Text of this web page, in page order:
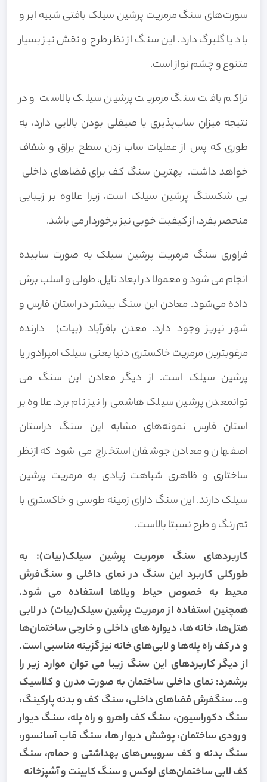
سورت‌های سنگ مرمریت پرشین سیلک بافتی شبیه ابر و
باد یا گلبرگ دارد. این سنگ از نظر طرح و نقش نیز بسیار
متنوع و چشم نواز است.
تراکم بافت سنگ مرمریت پرشین سیلک بالاست و در
نتیجه میزان ساب‌پذیری یا صیقلی بودن بالایی دارد، به
طوری که پس از عملیات ساب زدن سطح براق و شفاف
خواهد داشت. بهترین سنگ کف برای فضاهای داخلی
بی شکسنگ پرشین سیلک است، زیرا علاوه بر زیبایی
منحصر بفرد، از کیفیت خوبی نیز برخوردار می باشد.
فراوری سنگ مرمریت پرشین سیلک به صورت سابیده
انجام می شود و معمولا در ابعاد تایل، طولی و اسلب برش
داده می‌شود. معادن این سنگ بیشتر در استان فارس و
شهر نیریز وجود دارد. معدن باقرآباد (بیات) دارنده
مرغوبترین مرمریت خاکستری دنیا یعنی سیلک امپرادور یا
پرشین سیلک است. از دیگر معادن این سنگ می
توانمعدن پرشین سیلک هاشمی را نیز نام برد. علاوه بر
استان فارس نمونه‌های مشابه این سنگ دراستان
اصفهان و معادن جوشقان استخراج می شود که ازنظر
ساختاری و ظاهری شباهت زیادی به مرمریت پرشین
سیلک دارند. این سنگ دارای زمینه طوسی و خاکستری با
تم رنگ و طرح نسبتا بالاست.
کاربردهای سنگ مرمریت پرشین سیلک(بیات): به
طورکلی کاربرد این سنگ در نمای داخلی و سنگ‌فرش
محیط به خصوص حیاط ویلاها استفاده می شود.
همچنین استفاده از مرمریت پرشین سیلک(بیات) در لابی
هتل‌ها، خانه ها، دیواره های داخلی و خارجی ساختمان‌ها
و در کف راه پله‌ها و لابی‌های خانه نیز گزینه مناسبی است.
از دیگر کاربردهای این سنگ زیبا می توان موارد زیر را
برشمرد: نمای داخلی ساختمان به صورت مدرن و کلاسیک
و…سنگفرش فضاهای داخلی،سنگ کف و بدنه پارکینگ،
سنگ دکوراسیون، سنگ کف راهرو و راه پله، سنگ دیوار
ورودی ساختمان،پوشش دیوار ها، سنگ قاب آسانسور،
سنگ بدنه و کف سرویس‌های بهداشتی و حمام، سنگ
کف لابی ساختمان‌های لوکس وسنگ کابینت و آشپزخانه